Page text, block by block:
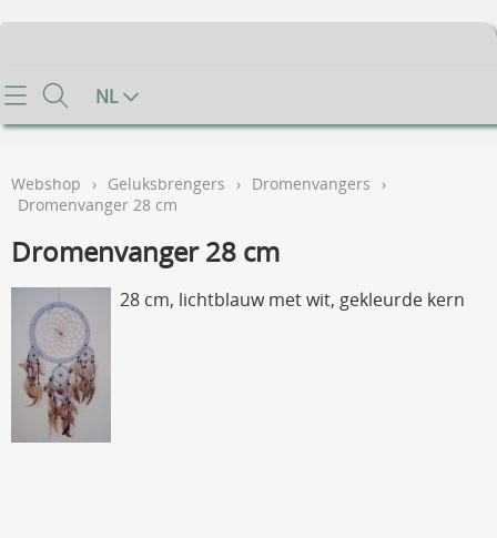
Home
Contact
Mijn account
Gastenboek
Voorwaarden
FAQ
NL
Webshop › Geluksbrengers › Dromenvangers
›
Dromenvanger 28 cm
Dromenvanger 28 cm
28 cm, lichtblauw met wit, gekleurde kern